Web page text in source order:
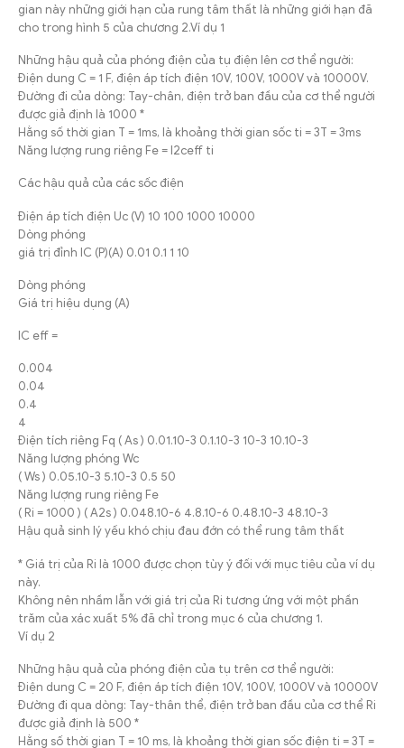
gian này những giới hạn của rung tâm thất là những giới hạn đã
cho trong hình 5 của chương 2.Ví dụ 1
Những hậu quả của phóng điện của tụ điện lên cơ thể người:
Điện dung C = 1 F, điện áp tích điện 10V, 100V, 1000V và 10000V.
Đường đi của dòng: Tay-chân, điện trở ban đầu của cơ thể người
được giả định là 1000 *
Hằng số thời gian T = 1ms, là khoảng thời gian sốc ti = 3T = 3ms
Năng lượng rung riêng Fe = I2ceff ti
Các hậu quả của các sốc điện
Điện áp tích điện Uc (V) 10 100 1000 10000
Dòng phóng
giá trị đỉnh IC (P)(A) 0.01 0.1 1 10
Dòng phóng
Giá trị hiệu dụng (A)
IC eff =
0.004
0.04
0.4
4
Điện tích riêng Fq ( As ) 0.01.10-3 0.1.10-3 10-3 10.10-3
Năng lượng phóng Wc
( Ws ) 0.05.10-3 5.10-3 0.5 50
Năng lượng rung riêng Fe
( Ri = 1000 ) ( A2s ) 0.048.10-6 4.8.10-6 0.48.10-3 48.10-3
Hậu quả sinh lý yếu khó chịu đau đớn có thể rung tâm thất
* Giá trị của Ri là 1000 được chọn tùy ý đối với mục tiêu của ví dụ
này.
Không nên nhầm lẫn với giá trị của Ri tương ứng với một phần
trăm của xác xuất 5% đã chỉ trong mục 6 của chương 1.
Ví dụ 2
Những hậu quả của phóng điện của tụ trên cơ thể người:
Điện dung C = 20 F, điện áp tích điện 10V, 100V, 1000V và 10000V
Đường đi qua dòng: Tay-thân thể, điện trở ban đầu của cơ thể Ri
được giả định là 500 *
Hằng số thời gian T = 10 ms, là khoảng thời gian sốc điện ti = 3T =